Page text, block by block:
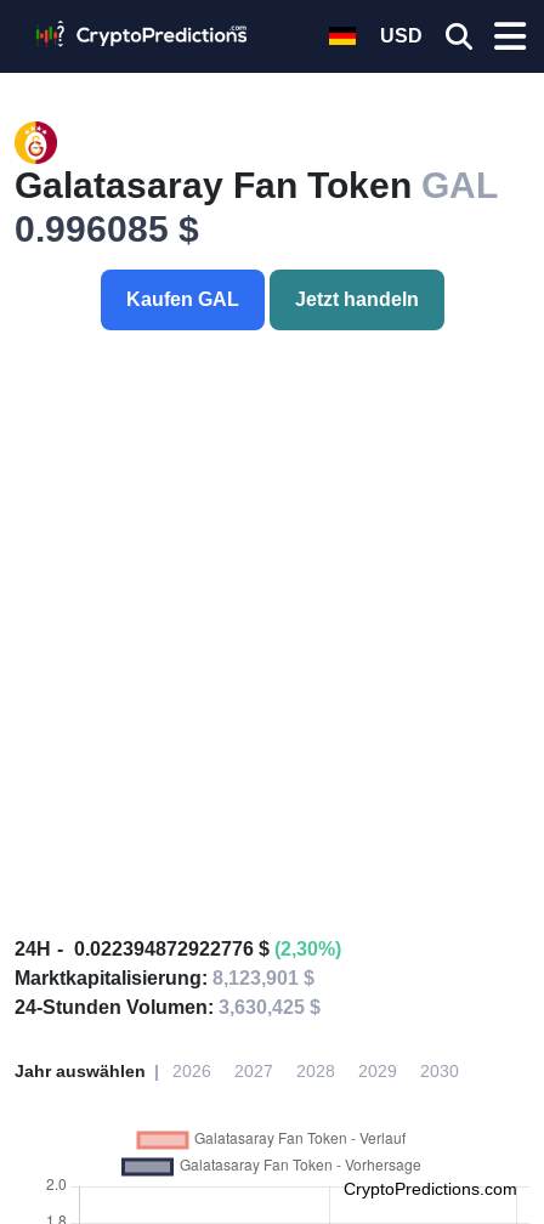
USD
Galatasaray Fan Token GAL
0.996085 $
Kaufen GAL Jetzt handeln
24H 0.022394872922776 $ (2,30%)
Marktkapitalisierung: 8,123,901 $
24-Stunden Volumen: 3,630,425 $
Jahr auswählen 2026 2027 2028 2029 2030
CryptoPredictions.com